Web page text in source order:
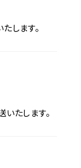
します。
たします。